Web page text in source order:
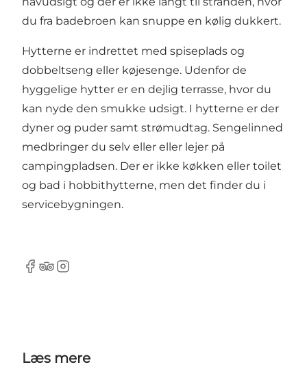
du fra badebroen kan snuppe en kølig dukkert.
Hytterne er indrettet med spiseplads og
dobbeltseng eller køjesenge. Udenfor de
hyggelige hytter er en dejlig terrasse, hvor du
kan nyde den smukke udsigt. I hytterne er der
dyner og puder samt strømudtag. Sengelinned
medbringer du selv eller eller lejer på
campingpladsen. Der er ikke køkken eller toilet
og bad i hobbithytterne, men det finder du i
servicebygningen.
Facebook
Tripadvisor
Instagram
Læs mere